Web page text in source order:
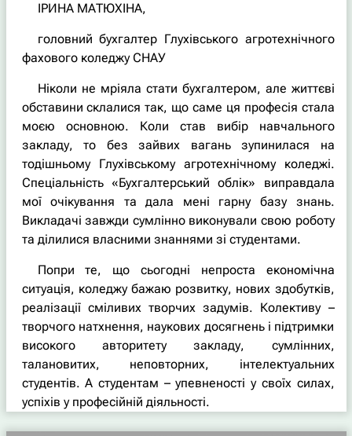
ІРИНА МАТЮХІНА,
головний бухгалтер Глухівського агротехнічного
фахового коледжу СНАУ
Ніколи не мріяла стати бухгалтером, але життєві
обставини склалися так, що саме ця професія стала
моєю основною. Коли став вибір навчального
закладу, то без зайвих вагань зупинилася на
тодішньому Глухівському агротехнічному коледжі.
Спеціальність «Бухгалтерський облік» виправдала
мої очікування та дала мені гарну базу знань.
Викладачі завжди сумлінно виконували свою роботу
та ділилися власними знаннями зі студентами.
Попри те, що сьогодні непроста економічна
ситуація, коледжу бажаю розвитку, нових здобутків,
реалізації сміливих творчих задумів. Колективу –
творчого натхнення, наукових досягнень і підтримки
високого авторитету закладу, сумлінних,
талановитих, неповторних, інтелектуальних
студентів. А студентам – упевненості у своїх силах,
успіхів у професійній діяльності.